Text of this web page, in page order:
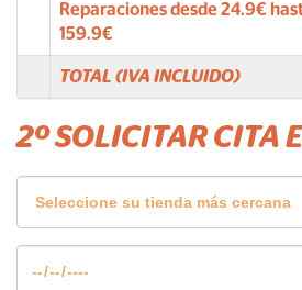
Reparaciones desde24.9€
159.9€
TOTAL (IVA INCLUIDO)
2º SOLICITAR CITA